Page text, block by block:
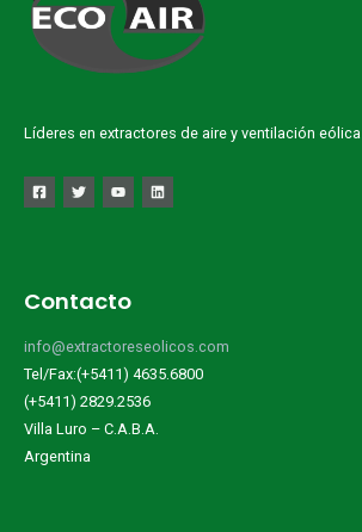
Líderes en extractores de aire y ventilación eólica
Contacto
info@extractoreseolicos.com
Tel/Fax:(+5411) 4635.6800
(+5411) 2829.2536
Villa Luro – C.A.B.A.
Argentina